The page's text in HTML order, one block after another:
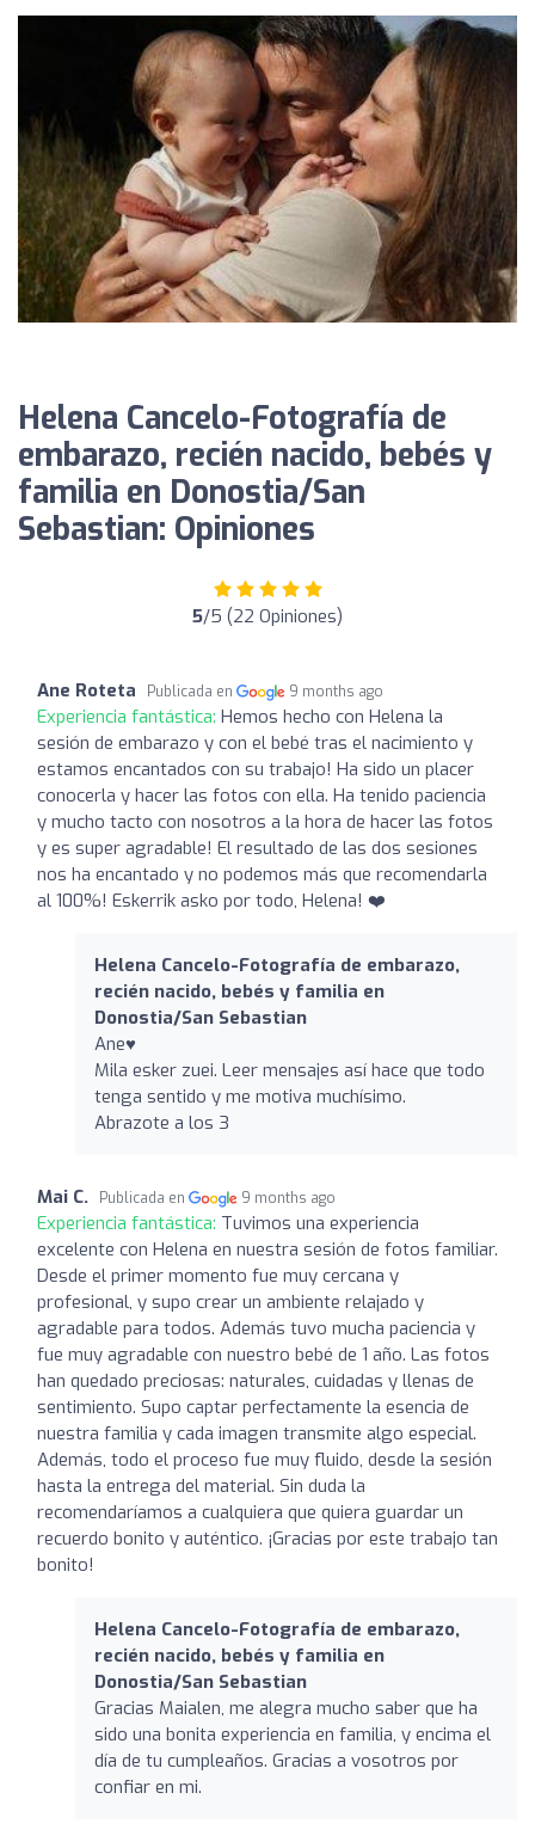
Helena Cancelo-Fotografía de
embarazo, recién nacido, bebés y
familia en Donostia/San
Sebastian: Opiniones
5/5 (22 Opiniones)
Ane Roteta Publicada en 9 months ago
Experiencia fantástica: Hemos hecho con Helena la
sesión de embarazo y con el bebé tras el nacimiento y
estamos encantados con su trabajo! Ha sido un placer
conocerla y hacer las fotos con ella. Ha tenido paciencia
y mucho tacto con nosotros a la hora de hacer las fotos
y es super agradable! El resultado de las dos sesiones
nos ha encantado y no podemos más que recomendarla
al 100%! Eskerrik asko por todo, Helena! ❤️
Helena Cancelo-Fotografía de embarazo,
recién nacido, bebés y familia en
Donostia/San Sebastian
Ane♥️
Mila esker zuei. Leer mensajes así hace que todo
tenga sentido y me motiva muchísimo.
Abrazote a los 3
Mai C. Publicada en 9 months ago
Experiencia fantástica: Tuvimos una experiencia
excelente con Helena en nuestra sesión de fotos familiar.
Desde el primer momento fue muy cercana y
profesional, y supo crear un ambiente relajado y
agradable para todos. Además tuvo mucha paciencia y
fue muy agradable con nuestro bebé de 1 año. Las fotos
han quedado preciosas: naturales, cuidadas y llenas de
sentimiento. Supo captar perfectamente la esencia de
nuestra familia y cada imagen transmite algo especial.
Además, todo el proceso fue muy fluido, desde la sesión
hasta la entrega del material. Sin duda la
recomendaríamos a cualquiera que quiera guardar un
recuerdo bonito y auténtico. ¡Gracias por este trabajo tan
bonito!
Helena Cancelo-Fotografía de embarazo,
recién nacido, bebés y familia en
Donostia/San Sebastian
Gracias Maialen, me alegra mucho saber que ha
sido una bonita experiencia en familia, y encima el
día de tu cumpleaños. Gracias a vosotros por
confiar en mi.